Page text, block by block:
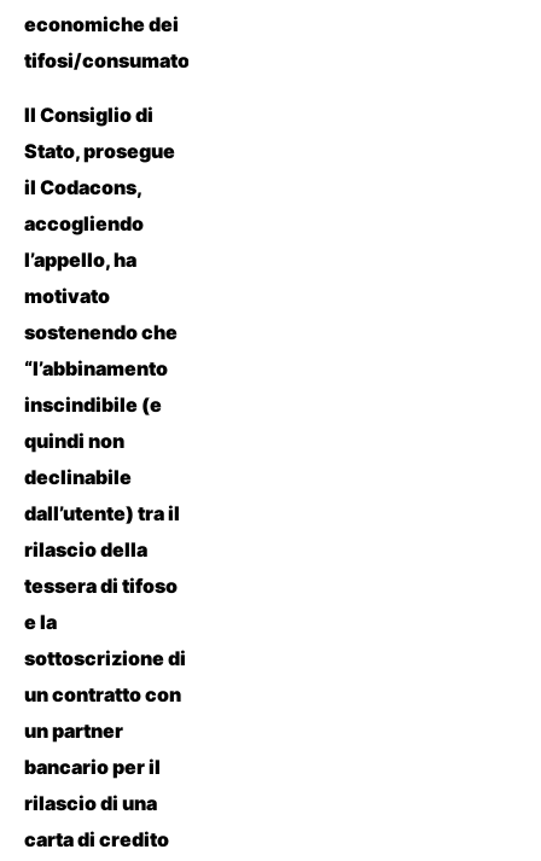
economiche dei
tifosi/consumatori”.
Il Consiglio di
Stato, prosegue
il Codacons,
accogliendo
l’appello, ha
motivato
sostenendo che
“l’abbinamento
inscindibile (e
quindi non
declinabile
dall’utente) tra il
rilascio della
tessera di tifoso
e la
sottoscrizione di
un contratto con
un partner
bancario per il
rilascio di una
carta di credito